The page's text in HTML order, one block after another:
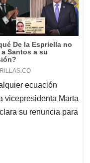
ecuación
vicepresidenta Marta
su renuncia para